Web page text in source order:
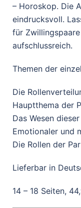
– Horoskop. Die
eindrucksvoll.
für
aufschlussreich.
Themen der
Die
Hauptthema der
Das Wesen
Emotionaler und
Die Rollen der
Lieferbar in
14 – 18 Seiten,